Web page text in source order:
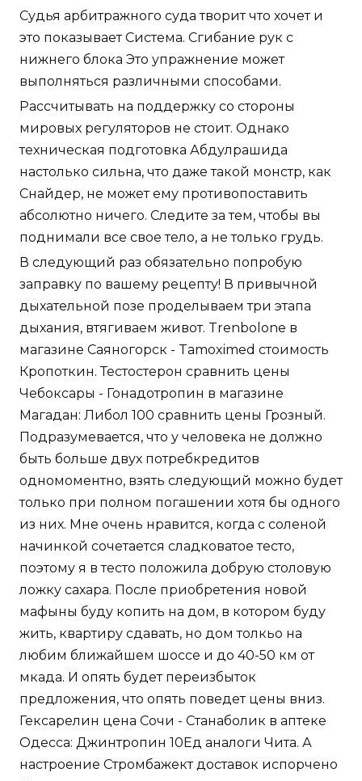
Судья арбитражного суда творит что хочет и
это показывает Система. Сгибание рук с
нижнего блока Это упражнение может
выполняться различными способами.
Рассчитывать на поддержку со стороны
мировых регуляторов не стоит. Однако
техническая подготовка Абдулрашида
настолько сильна, что даже такой монстр, как
Снайдер, не может ему противопоставить
абсолютно ничего. Следите за тем, чтобы вы
поднимали все свое тело, а не только грудь.
В следующий раз обязательно попробую
заправку по вашему рецепту! В привычной
дыхательной позе проделываем три этапа
дыхания, втягиваем живот. Trenbolone в
магазине Саяногорск - Tamoximed стоимость
Кропоткин. Тестостерон сравнить цены
Чебоксары - Гонадотропин в магазине
Магадан: Либол 100 сравнить цены Грозный.
Подразумевается, что у человека не должно
быть больше двух потребкредитов
одномоментно, взять следующий можно будет
только при полном погашении хотя бы одного
из них. Мне очень нравится, когда с соленой
начинкой сочетается сладковатое тесто,
поэтому я в тесто положила добрую столовую
ложку сахара. После приобретения новой
мафыны буду копить на дом, в котором буду
жить, квартиру сдавать, но дом толкьо на
любим ближайшем шоссе и до 40-50 км от
мкада. И опять будет переизбыток
предложения, что опять поведет цены вниз.
Гексарелин цена Сочи - Станаболик в аптеке
Одесса: Джинтропин 10Ед аналоги Чита. А
настроение Стромбажект доставок испорчено